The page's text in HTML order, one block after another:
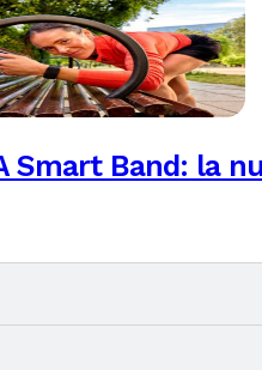
Smart Band: la